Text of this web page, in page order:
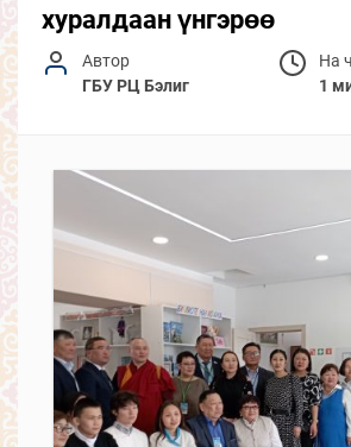
хуралдаан үнгэрөө
Автор
ГБУ РЦ Бэлиг
На
1